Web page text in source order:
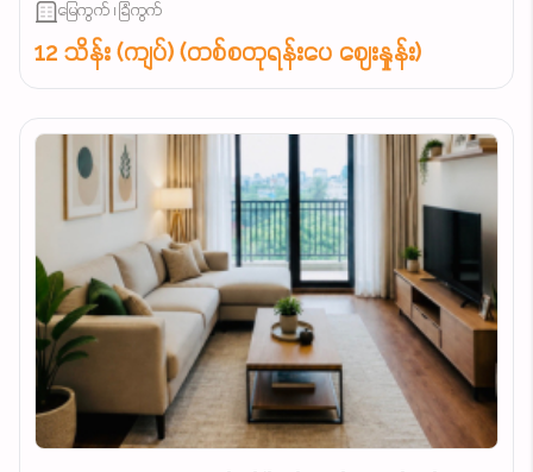
မြေကွက် ၊ ခြံကွက်
12 သိန်း (ကျပ်) (တစ်စတုရန်းပေ ဈေးနှုန်း)